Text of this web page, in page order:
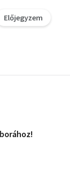
Előjegyzem